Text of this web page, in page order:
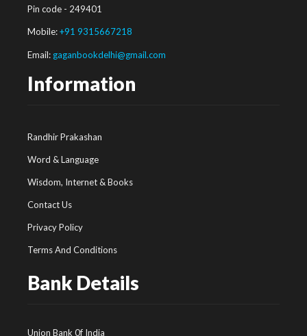
Pin code - 249401
Mobile:+91 9315667218
Email: gaganbookdelhi@gmail.com
Information
Randhir Prakashan
Word & Language
Wisdom, Internet & Books
Contact Us
Privacy Policy
Terms And Conditions
Bank Details
Union Bank 0f India